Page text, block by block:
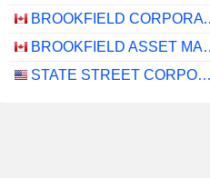
STATE STREET CORPORATION